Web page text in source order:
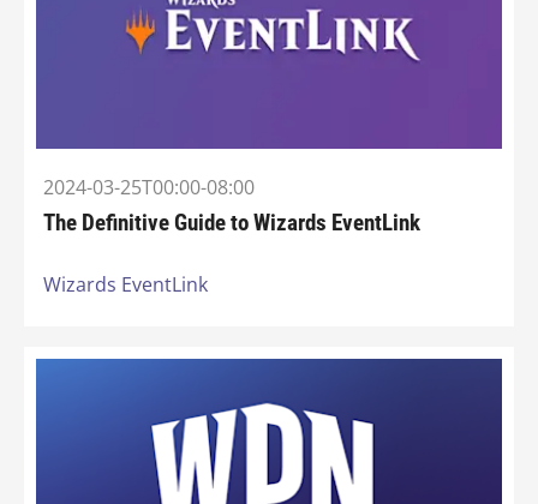
2024-03-25T00:00-08:00
The Definitive Guide to Wizards EventLink
Wizards EventLink